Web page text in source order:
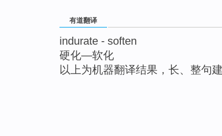
有道翻译
indurate - soften
硬化—软化
以上为机器翻译结果，长、整句